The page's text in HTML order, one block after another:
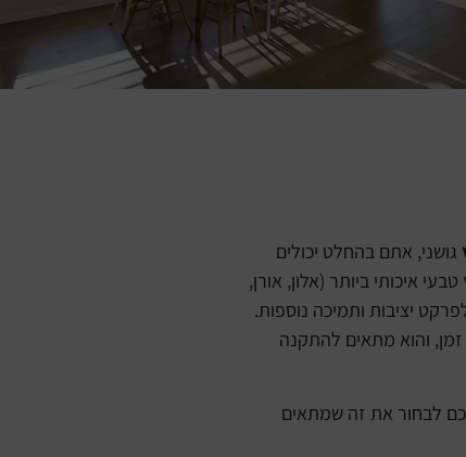
גושני, אתם בהחלט יכולים
איכותי ביותר (אלון, אורן,
יציבות ותמיכה נוספות.
והוא מתאים להתקנה
לבחור את זה שמתאים